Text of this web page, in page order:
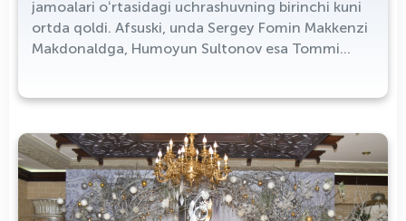
jamoalari oʻrtasidagi uchrashuvning birinchi kuni
ortda qoldi. Afsuski, unda Sergey Fomin Makkenzi
Makdonaldga, Humoyun Sultonov esa Tommi